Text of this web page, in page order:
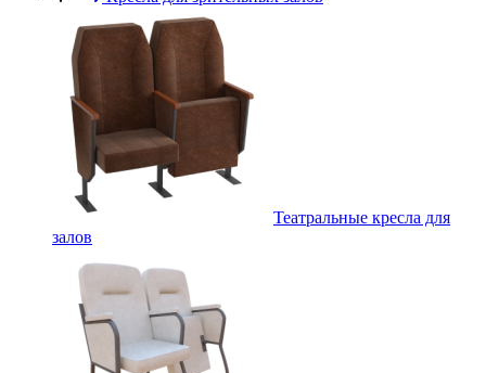
Театральные кресла для
залов